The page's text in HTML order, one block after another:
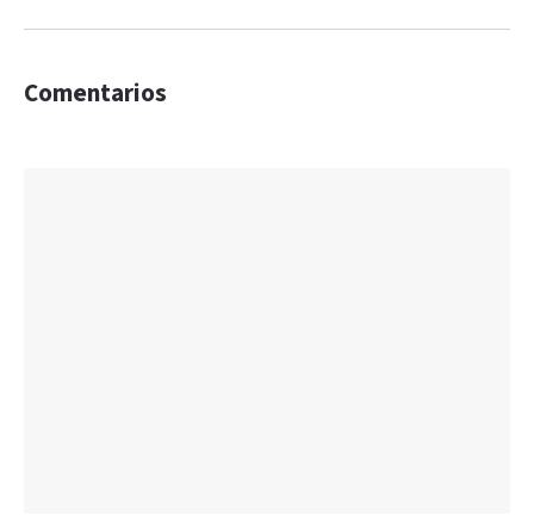
Comentarios